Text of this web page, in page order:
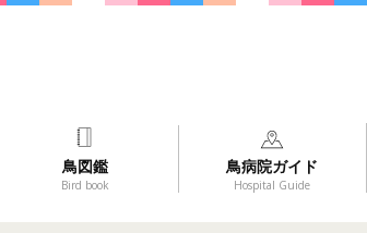
鳥図鑑
Bird book
鳥病院ガイド
Hospital Guide